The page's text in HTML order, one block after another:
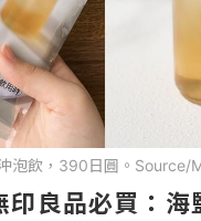
泡飲，390日圓。Source/
良品必買：海